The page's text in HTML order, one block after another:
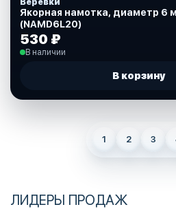
Веревки
Якорная намотка, диаметр 6
(NAMD6L20)
530 ₽
В наличии
В корзину
1 2 3
ЛИДЕРЫ ПРОДАЖ